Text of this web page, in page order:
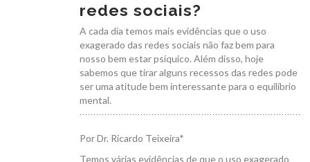
redes sociais?
A cada dia temos mais evidências que o uso
exagerado das redes sociais não faz bem para
nosso bem estar psíquico. Além disso, hoje
sabemos que tirar alguns recessos das redes pode
ser uma atitude bem interessante para o equilíbrio
mental.
Por Dr. Ricardo Teixeira*
Temos várias evidências de que o uso exagerado